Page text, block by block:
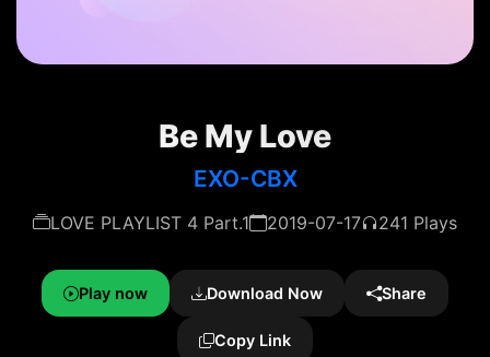
Be My Love
EXO-CBX
LOVE PLAYLIST 4 Part.1 2019-07-17 241 Plays
Play now Download Now Share
Copy Link